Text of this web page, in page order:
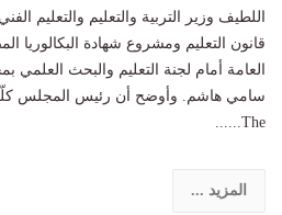
اللطيف وزير التربية والتعليم والتعليم
قانون التعليم ومشروع شهادة البكالوريا
العامة أمام لجنة التعليم والبحث العلمي
سامي هاشم. وأوضح أن رئيس المجلس
The......
المزيد ...